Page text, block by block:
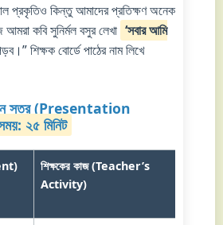
প্রকৃতিও কিন্তু আমাদের প্রতিক্ষণ অনেক
কবি সুনির্মল বসুর লেখা ‘সবার আমি
শিক্ষক বোর্ডে পাঠের নাম লিখে
স্তর (Presentation
২৫ মিনিট
শিক্ষকের কাজ (Teacher’s
Activity)